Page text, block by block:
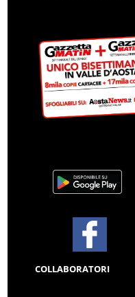
COLLABORATORI